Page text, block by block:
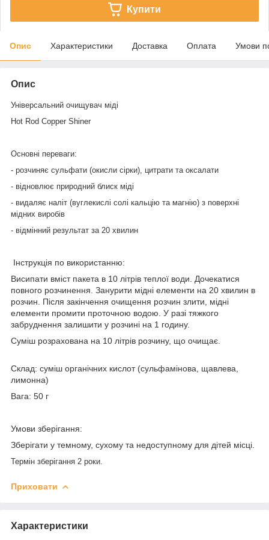
Купити
Опис Характеристики Доставка Оплата Умови
Опис
Універсальний очищувач міді
Hot Rod Copper Shiner
Основні переваги:
- розчиняє сульфати (окисли сірки), цитрати та оксалати
- відновлює природний блиск міді
- видаляє наліт (вуглекислі солі кальцію та магнію) з поверхні
мідних виробів
- відмінний результат за 20 хвилин
Інструкція по використанню:
Висипати вміст пакета в 10 літрів теплої води. Дочекатися
повного розчинення. Занурити мідні елементи на 20 хвилин в
розчин. Після закінчення очищення розчин злити, мідні
елементи промити проточною водою. У разі тяжкого
забруднення залишити у розчині на 1 годину.
Суміш розрахована на 10 літрів розчину, що очищає.
Склад: суміш органічних кислот (сульфамінова, щавлева,
лимонна)
Вага: 50 г
Умови зберігання:
Зберігати у темному, сухому та недоступному для дітей місці.
Термін зберігання 2 роки.
Приховати
Характеристики